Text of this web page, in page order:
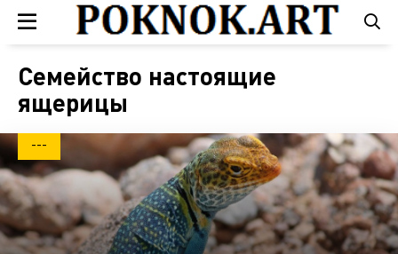
Семейство настоящие
ящерицы
---